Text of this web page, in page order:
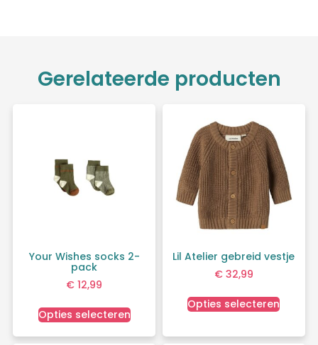
Gerelateerde producten
Your Wishes socks 2-
pack
€ 12,99
Opties selecteren
Lil Atelier gebreid vestje
€32,99
Opties selecteren